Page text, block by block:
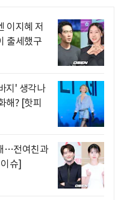
이지혜 저
출세했구
지' 생각나
해? [핫피
…전여친과
슈]